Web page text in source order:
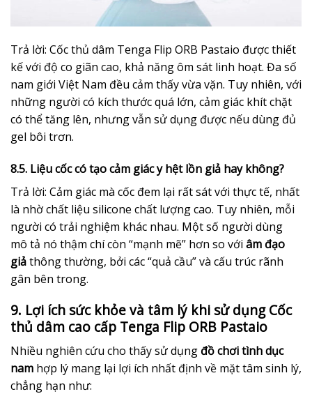
Trả lời: Cốc thủ dâm Tenga Flip ORB Pastaio được thiết
kế với độ co giãn cao, khả năng ôm sát linh hoạt. Đa số
nam giới Việt Nam đều cảm thấy vừa vặn. Tuy nhiên, với
những người có kích thước quá lớn, cảm giác khít chặt
có thể tăng lên, nhưng vẫn sử dụng được nếu dùng đủ
gel bôi trơn.
8.5. Liệu cốc có tạo cảm giác y hệtlồn giả hay không?
Trả lời: Cảm giác mà cốc đem lại rất sát với thực tế, nhất
là nhờ chất liệu silicone chất lượng cao. Tuy nhiên, mỗi
người có trải nghiệm khác nhau. Một số người dùng
mô tả nó thậm chí còn “mạnh mẽ” hơn so với âm đạo
giảthông thường, bởi các “quả cầu” và cấu trúc rãnh
gân bên trong.
9. Lợi ích sức khỏe và tâm lý khi sử dụng Cốc
thủ dâm cao cấp Tenga Flip ORB Pastaio
Nhiều nghiên cứu cho thấy sử dụngđồ chơi tình dục
nam hợp lý mang lại lợi ích nhất định về mặt tâm sinh lý,
chẳng hạn như: